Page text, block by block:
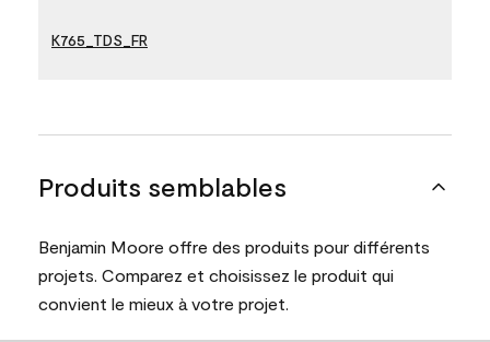
K765_TDS_FR
Produits semblables
Benjamin Moore offre des produits pour différents
projets. Comparez et choisissez le produit qui
convient le mieux à votre projet.